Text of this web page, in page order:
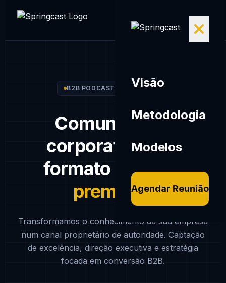
Visão
Metodologia
Modelos
Agendar Reunião
B2B PODCAST PRODUCTION
Comunicação
corporativa.Em
formato
podcast
premium.
Transformamos o conhecimento da sua empresa
num canal proprietário de autoridade. Captação
de excelência, direção executiva e estratégia
focada em conversão B2B.